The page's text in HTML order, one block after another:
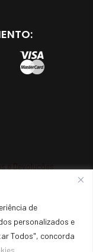
de
personalizados e
Todos", concorda
e Devoluções